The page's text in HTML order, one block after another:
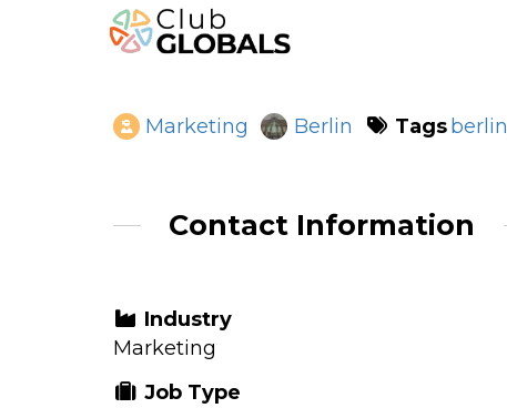
Marketing Berlin Tagsberlin
Contact Information
Industry
Marketing
Job Type